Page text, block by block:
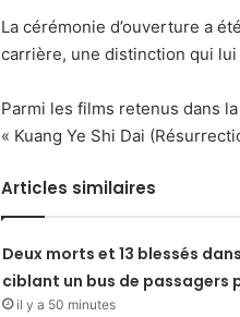
La cérémonie d’ouverture a
carrière, une distinction qui lui
Parmi les films retenus dans
« Kuang Ye Shi Dai
Articles similaires
Deux morts et 13 blessés
ciblant un bus de passagers
il y a 50 minutes